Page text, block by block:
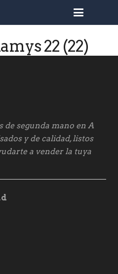
22 (22)
de segunda mano en A
y de calidad, listos
a vender la tuya